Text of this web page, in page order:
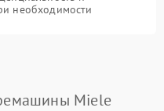
необходимости
Miele